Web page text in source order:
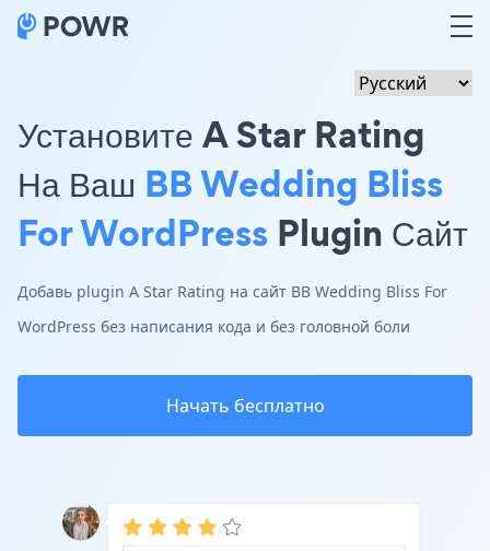
Установите A Star Rating
На Ваш BB Wedding Bliss
For WordPress Plugin Сайт
Добавь plugin A Star Rating на сайт BB Wedding Bliss For
WordPress без написания кода и без головной боли
Начать бесплатно